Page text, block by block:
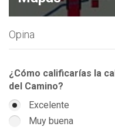
Opina
¿Cómo calificarías la
del Camino?
Excelente
Muy buena